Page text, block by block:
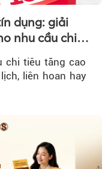
dụng: giải
nhu cầu chi
chi tiêu tăng cao
liên hoan hay